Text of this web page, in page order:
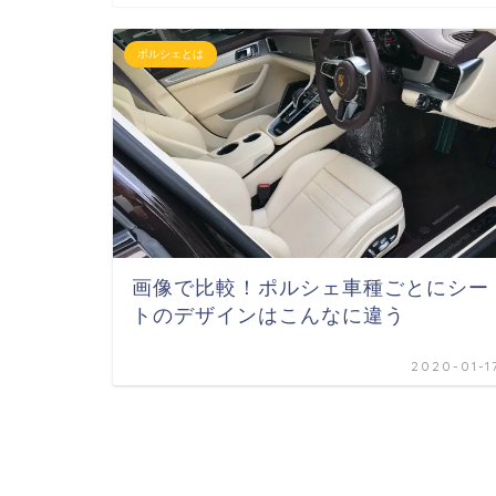
ポルシェとは
画像で比較！ポルシェ車種ごとにシー
トのデザインはこんなに違う
2020-01-